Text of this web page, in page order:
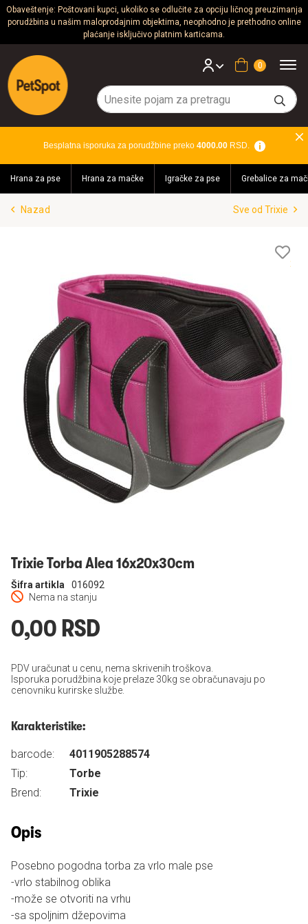
Obaveštenje: Poštovani kupci, ukoliko se odlučite za opciju ličnog preuzimanja
porudžbina u našim maloprodajnim objektima, neophodno je prethodno online
plaćanje isključivo platnim karticama.
Psi
Mačke
Glodari
Akvaristika
Teraristika
Brendovi
Akcija!
Prijavi se
Korpa
Besplatna isporuka za porudžbine preko 4000.00RSD.
Hrana za pse Hrana za mačke Igračke za pse Grebalice za
Nazad Sve od Trixie
Trixie Torba Alea 16x20x30cm
Nema na stanju
Šifra artikla 016092
0,00 RSD
PDV uračunat u cenu, nema skrivenih troškova.
Isporuka porudžbina koje prelaze 30kg se obračunavaju po
cenovniku kurirske službe.
Karakteristike:
barcode:
4011905288574
Tip:
Torbe
Brend:
Trixie
Opis
Posebno pogodna torba za vrlo male pse
-vrlo stabilnog oblika
-može se otvoriti na vrhu
-sa spoljnim džepovima